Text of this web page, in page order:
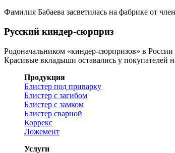
Фамилия Бабаева засветилась на фабрике от
Русский киндер-сюрприз
Родоначальником «киндер-сюрпризов» в
Красивые вкладыши оставались у покупателей
Продукция
Блистер под приварку
Блистер с загибом
Блистер с замком
Блистер сварной
Коррекс
Ложемент
Услуги